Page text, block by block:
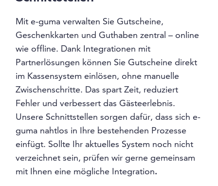
Mit e-guma verwalten Sie Gutscheine,
Geschenkkarten und Guthaben zentral – online
wie offline. Dank Integrationen mit
Partnerlösungen können Sie Gutscheine direkt
im Kassensystem einlösen, ohne manuelle
Zwischenschritte. Das spart Zeit, reduziert
Fehler und verbessert das Gästeerlebnis.
Unsere Schnittstellen sorgen dafür, dass sich e-
guma nahtlos in Ihre bestehenden Prozesse
einfügt. Sollte Ihr aktuelles System noch nicht
verzeichnet sein, prüfen wir gerne gemeinsam
mit Ihnen eine mögliche Integration.